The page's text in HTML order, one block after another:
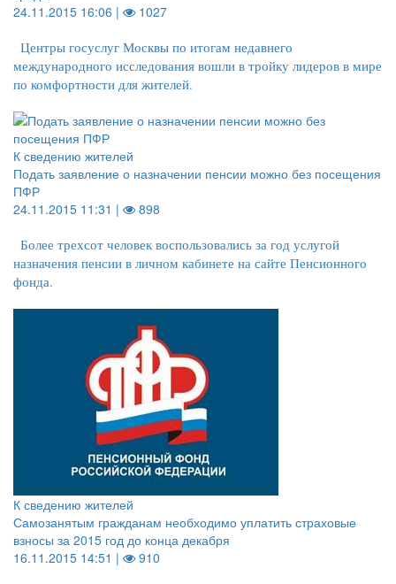
24.11.2015 16:06 |
1027
Центры госуслуг Москвы по итогам недавнего
международного исследования вошли в тройку лидеров в мире
по комфортности для жителей.
К сведению жителей
Подать заявление о назначении пенсии можно без посещения
ПФР
24.11.2015 11:31 |
898
Более трехсот человек воспользовались за год услугой
назначения пенсии в личном кабинете на сайте Пенсионного
фонда.
К сведению жителей
Самозанятым гражданам необходимо уплатить страховые
взносы за 2015 год до конца декабря
16.11.2015 14:51 |
910